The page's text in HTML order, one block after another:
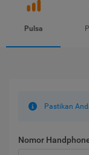
Pulsa
Pastikan
Nomor